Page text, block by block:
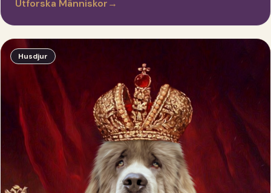
Utforska Människor→
Husdjur